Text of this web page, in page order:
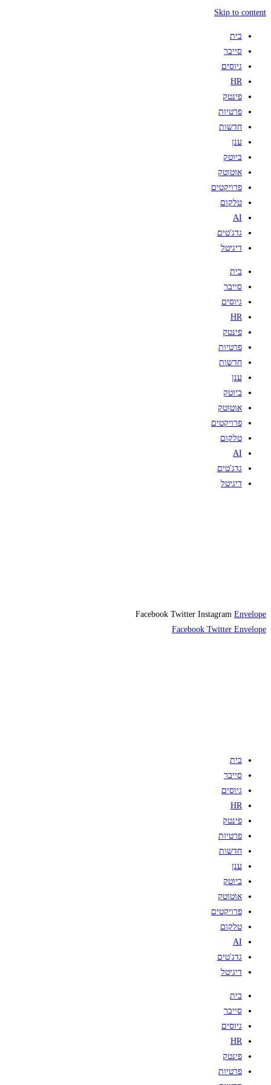
Skip to content
בית
סייבר
גיוסים
HR
פינטק
פרטיות
חדשות
ענן
ביוטק
אוטוטק
פרויקטים
טלקום
AI
גדג'טים
דיגיטל
בית
סייבר
גיוסים
HR
פינטק
פרטיות
חדשות
ענן
ביוטק
אוטוטק
פרויקטים
טלקום
AI
גדג'טים
דיגיטל
Facebook Twitter Instagram Envelope
Facebook Twitter Envelope
בית
סייבר
גיוסים
HR
פינטק
פרטיות
חדשות
ענן
ביוטק
אוטוטק
פרויקטים
טלקום
AI
גדג'טים
דיגיטל
בית
סייבר
גיוסים
HR
פינטק
פרטיות